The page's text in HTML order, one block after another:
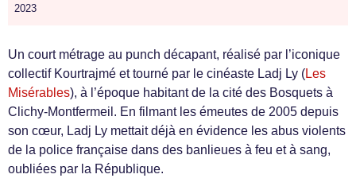
2023
Un court métrage au punch décapant, réalisé par l’iconique
collectif Kourtrajmé et tourné par le cinéaste Ladj Ly (Les
Misérables), à l’époque habitant de la cité des Bosquets à
Clichy-Montfermeil. En filmant les émeutes de 2005 depuis
son cœur, Ladj Ly mettait déjà en évidence les abus violents
de la police française dans des banlieues à feu et à sang,
oubliées par la République.